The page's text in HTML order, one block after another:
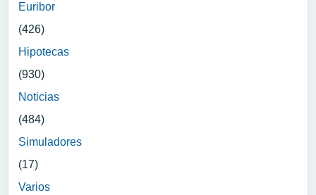
Euribor
(426)
Hipotecas
(930)
Noticias
(484)
Simuladores
(17)
Varios